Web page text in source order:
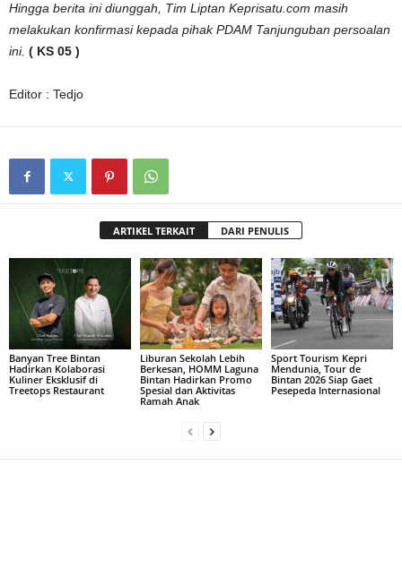
Hingga berita ini diunggah, Tim Liptan Keprisatu.com masih
melakukan konfirmasi kepada pihak PDAM Tanjunguban persoalan
ini. ( KS 05 )
Editor : Tedjo
ARTIKEL TERKAIT DARI PENULIS
Banyan Tree Bintan
Hadirkan Kolaborasi
Kuliner Eksklusif di
Treetops Restaurant
Liburan Sekolah Lebih
Berkesan, HOMM Laguna
Bintan Hadirkan Promo
Spesial dan Aktivitas
Ramah Anak
Sport Tourism Kepri
Mendunia, Tour de
Bintan 2026 Siap Gaet
Pesepeda Internasional